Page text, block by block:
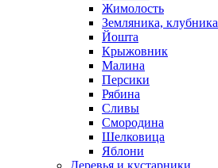
Жимолость
Земляника, клубника
Йошта
Крыжовник
Малина
Персики
Рябина
Сливы
Смородина
Шелковица
Яблони
Деревья и кустарники